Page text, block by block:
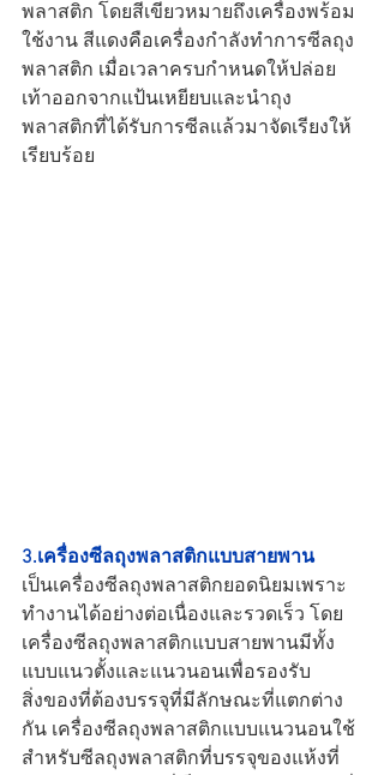
พลาสติก โดยสีเขียวหมายถึงเครื่องพร้อม
ใช้งาน สีแดงคือเครื่องกำลังทำการซีลถุง
พลาสติก เมื่อเวลาครบกำหนดให้ปล่อย
เท้าออกจากแป้นเหยียบและนำถุง
พลาสติกที่ได้รับการซีลแล้วมาจัดเรียงให้
เรียบร้อย
3.เครื่องซีลถุงพลาสติกแบบสายพาน
เป็นเครื่องซีลถุงพลาสติกยอดนิยมเพราะ
ทำงานได้อย่างต่อเนื่องและรวดเร็ว โดย
เครื่องซีลถุงพลาสติกแบบสายพานมีทั้ง
แบบแนวตั้งและแนวนอนเพื่อรองรับ
สิ่งของที่ต้องบรรจุที่มีลักษณะที่แตกต่าง
กัน เครื่องซีลถุงพลาสติกแบบแนวนอนใช้
สำหรับซีลถุงพลาสติกที่บรรจุของแห้งที่